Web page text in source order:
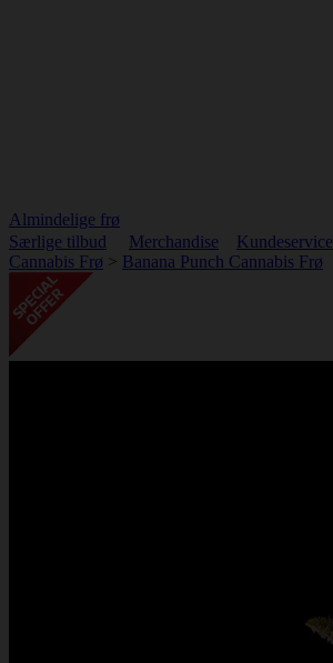
Almindelige frø
Særlige tilbud
Merchandise Kundeservice
Cannabis Frø > Banana Punch Cannabis Frø